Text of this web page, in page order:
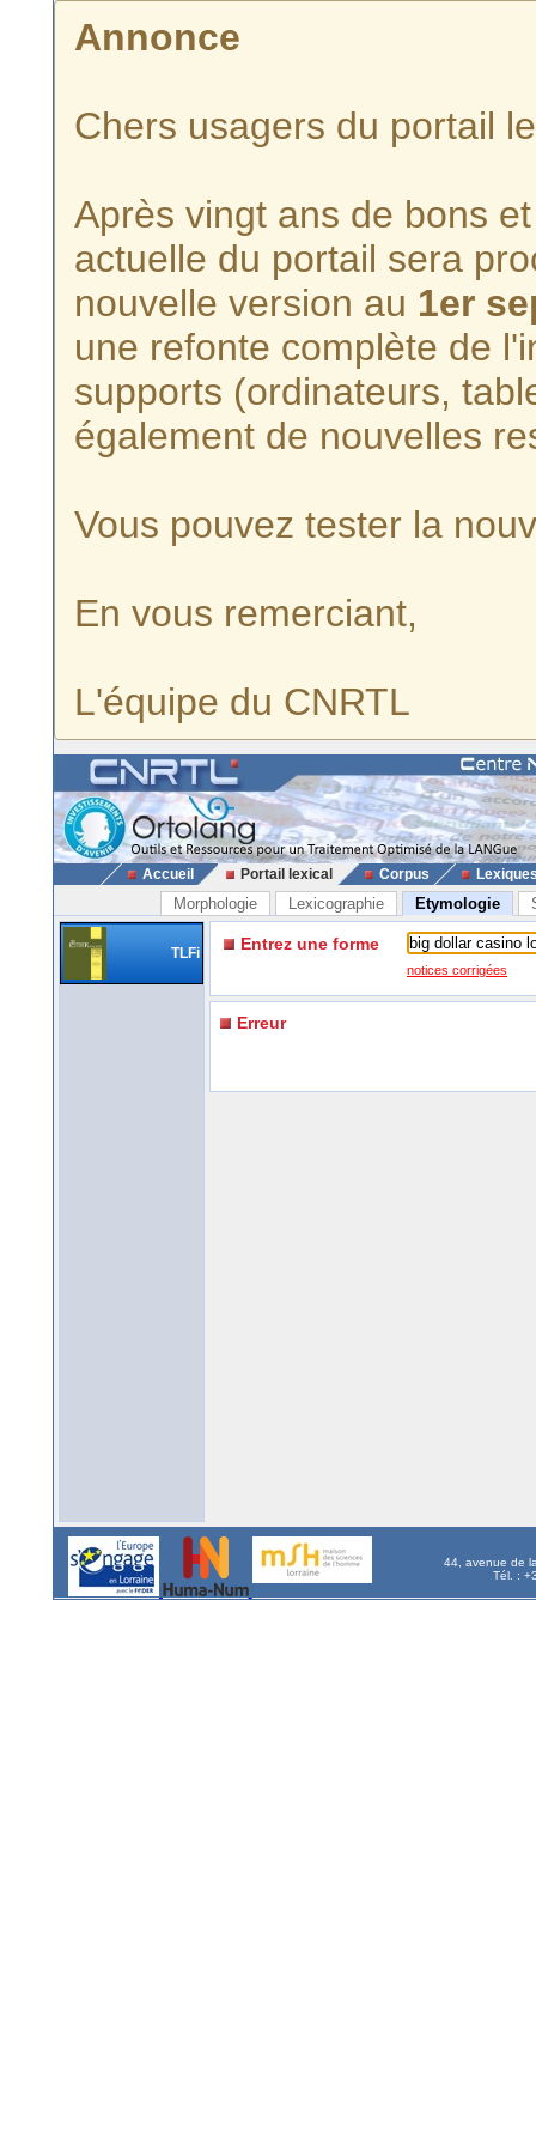
Annonce
Chers usagers du portail
Après vingt ans de bons
actuelle du portail sera
nouvelle version au 1er
une refonte complète de
supports (ordinateurs,
également de nouvelles
Vous pouvez tester la
En vous remerciant,
L'équipe du CNRTL
Accueil Portail lexical Corpus
Morphologie Lexicographie Etymologie
TLFi Entrez une forme
notices corrigées
Erreur
44, avenue de
Tél. :